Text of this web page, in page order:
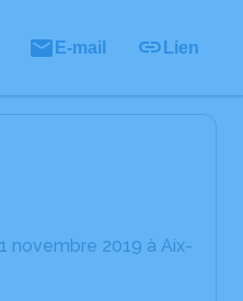
E-mail Lien
novembre 2019 à Aix-